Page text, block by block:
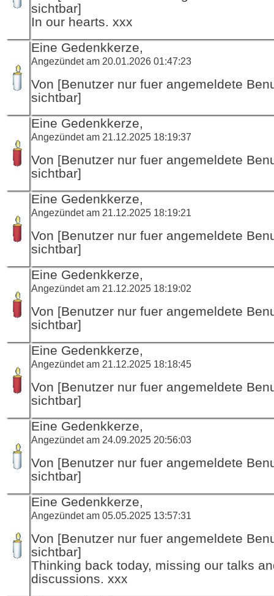
sichtbar]
In our hearts. xxx
Eine Gedenkkerze,
Angezündet am 20.01.2026 01:47:23
Von [Benutzer nur fuer angemeldete
sichtbar]
Eine Gedenkkerze,
Angezündet am 21.12.2025 18:19:37
Von [Benutzer nur fuer angemeldete
sichtbar]
Eine Gedenkkerze,
Angezündet am 21.12.2025 18:19:21
Von [Benutzer nur fuer angemeldete
sichtbar]
Eine Gedenkkerze,
Angezündet am 21.12.2025 18:19:02
Von [Benutzer nur fuer angemeldete
sichtbar]
Eine Gedenkkerze,
Angezündet am 21.12.2025 18:18:45
Von [Benutzer nur fuer angemeldete
sichtbar]
Eine Gedenkkerze,
Angezündet am 24.09.2025 20:56:03
Von [Benutzer nur fuer angemeldete
sichtbar]
Eine Gedenkkerze,
Angezündet am 05.05.2025 13:57:31
Von [Benutzer nur fuer angemeldete
sichtbar]
Thinking back today, missing our talks
discussions. xxx